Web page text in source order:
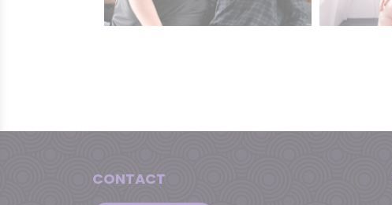
CONTACT